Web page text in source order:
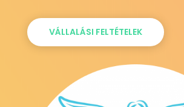
VÁLLALÁSI FELTÉTELEK